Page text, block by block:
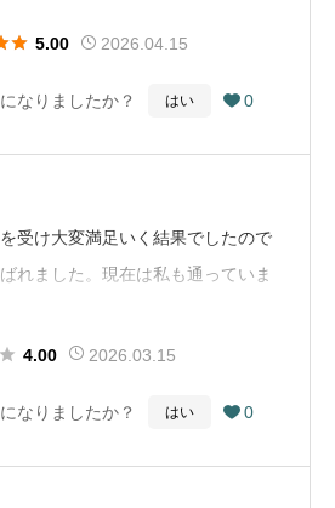
ですが、凄くいい病院でした。確
良く子どもにも優しくして頂きま
 5.00 2026.04.15
なりましたか？ はい  0
受け大変満足いく結果でしたので
れました。現在は私も通っていま
っかり答えてくれます。ご自分の
付いては総合病院への紹介も素早
用）
4.00 2026.03.15
なりましたか？ はい  0